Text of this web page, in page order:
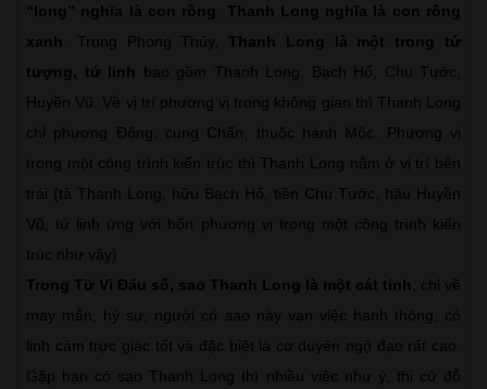
“long” nghĩa là con rồng
Thanh Long nghĩa là con rồng
xanh
. Trong Phong Thủy, Thanh Long là một trong tứ
tượng, tứ linh
bao gồm Thanh Long, Bạch Hổ, Chu Tước,
Huyền Vũ. Về vị trí phương vị trong không gian thì Thanh Long
chỉ phương Đông, cung Chấn, thuộc hành Mộc. Phương vị
trong một công trình kiến trúc thì Thanh Long nằm ở vị trí bên
trái (tả Thanh Long, hữu Bạch Hổ, tiền Chu Tước, hậu Huyền
Vũ, tứ linh ứng với bốn phương vị trong một công trình kiến
trúc như vậy)
Trong Tử Vi Đẩu số, sao Thanh Long là một cát tinh
, chỉ về
may mắn, hỷ sự, người có sao này vạn việc hanh thông, có
linh cảm trực giác tốt và đặc biệt là cơ duyên ngộ đạo rất cao.
Gặp hạn có sao Thanh Long thì nhiều việc như ý, thi cử đỗ